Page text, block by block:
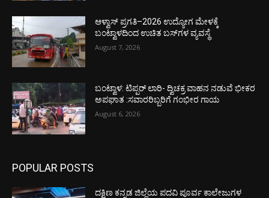
ಆಳ್ವಾಸ್ ಪ್ರಗತಿ–2026 ಉದ್ಯೋಗ ಮೇಳಕ್ಕೆ
ಬಂಟ್ವಾಳದಿಂದ ಉಚಿತ ಬಸ್‌ಗಳ ವ್ಯವಸ್ಥೆ
August 7, 2026
ಬಂಟ್ವಾಳ: ಟಿಪ್ಪರ್ ಲಾರಿ- ದ್ವಿಚಕ್ರ ವಾಹನ ನಡುವೆ ಭೀಕರ
ಅಪಘಾತ :ಸವಾರರಿಬ್ಬರಿಗೆ ಗಂಭೀರ ಗಾಯ
August 6, 2026
POPULAR POSTS
ದಕ್ಷಿಣ ಕನ್ನಡ ಜಿಲ್ಲೆಯ ಪದವಿ ಪೂರ್ವ ಕಾಲೇಜುಗಳ